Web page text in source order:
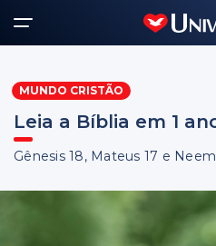
MUNDO CRISTÃO
Leia a Bíblia em 1
Gênesis 18, Mateus 17 e